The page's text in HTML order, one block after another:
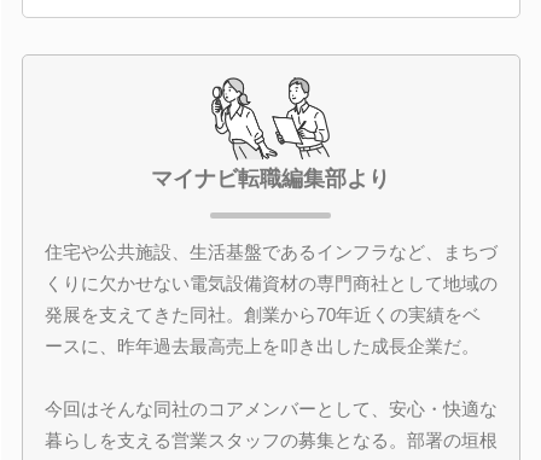
マイナビ転職編集部より
住宅や公共施設、生活基盤であるインフラなど、まちづ
くりに欠かせない電気設備資材の専門商社として地域の
発展を支えてきた同社。創業から70年近くの実績をベ
ースに、昨年過去最高売上を叩き出した成長企業だ。
今回はそんな同社のコアメンバーとして、安心・快適な
暮らしを支える営業スタッフの募集となる。部署の垣根